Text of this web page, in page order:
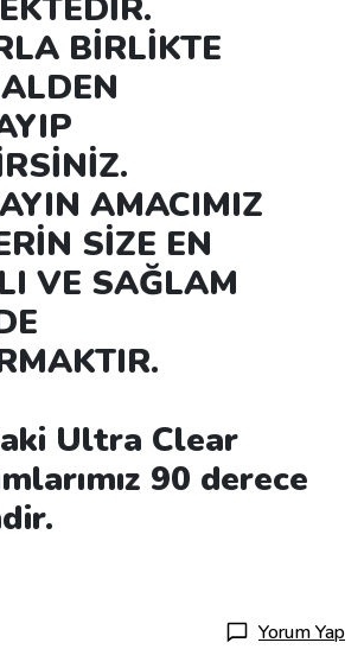
BİRLİKTE
AMACIMIZ
SİZE EN
VE SAĞLAM
Ultra Clear
90 derece
Yorum Yap